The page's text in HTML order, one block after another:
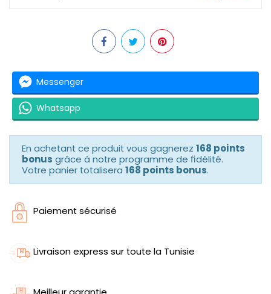
Messenger
Whatsapp
En achetant ce produit vous gagnerez 168 points
bonus grâce à notre programme de fidélité.
Votre panier totalisera 168 points bonus.
Paiement sécurisé
Livraison express sur toute la Tunisie